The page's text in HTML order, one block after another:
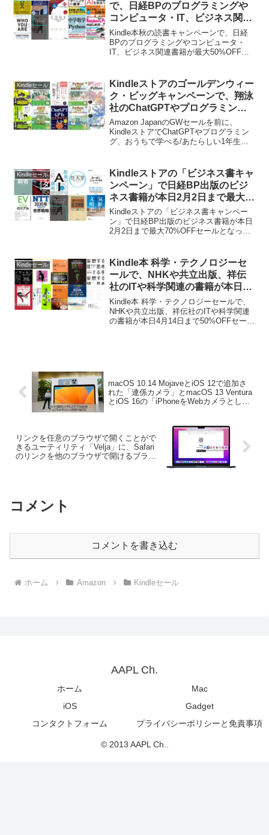
で、日経BPのプログラミングや
コンピュータ・IT、ビジネス関連
書籍が最大50%OFFセール中。
Kindle本秋の読書キャンペーンで、日経
BPのプログラミングやコンピュータ・
IT、ビジネス関連書籍が最大50%OFFセ
Kindleセール
Kindleストアのゴールデンウィー
ク・ビッグキャンペーンで、翔泳
社のChatGPTやプログラミン
グ、IT入門書が最大50%OFFセー
ル中。
Amazon JapanのGWセールを前に、
KindleストアでChatGPTやプログラミン
グ、おうちで学べる/あたらしい1年生シ
されています。
Kindleセール
Kindleストアの「ビジネス書キャ
ンペーン」で日経BP出版のビジ
ネス書籍が本日2月2日まで最大
70%OFFセール中。
Kindleストアの「ビジネス書キャンペー
ン」で日経BP出版のビジネス書籍が本日
2月2日まで最大70%OFFセールとなって
Kindleセール
Kindle本 科学・テクノロジーセ
ールで、NHKや共立出版、祥伝
社のITや科学関連の書籍が本日4
月14日まで50%OFFセール中。
Kindle本 科学・テクノロジーセールで、
NHKや共立出版、祥伝社のITや科学関連
の書籍が本日4月14日まで50%OFFセール
macOS 10.14 MojaveとiOS 12で追加さ
れた「連係カメラ」とmacOS 13 Ventura
とiOS 16の「iPhoneをWebカメラとして
リンクを任意のブラウザで開くことがで
きるユーティリティ「Velja」に、Safari
のリンクを他のブラウザで開けるブラウ
コメント
コメントを書き込む
ホーム Amazon Kindleセール
AAPL Ch.
ホーム
Mac
iOS
Gadget
コンタクトフォーム
プライバシーポリシーと免責事項
© 2013 AAPL Ch..